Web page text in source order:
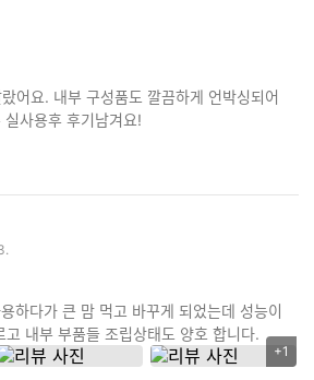
어요. 내부 구성품도 깔끔하게 언박싱되어
사용후 후기남겨요!
하다가 큰 맘 먹고 바꾸게 되었는데 성능이
너무 좋네요!! 배송도 빠르고 내부 부품들 조립상태도 양호 합니다.
리
+1